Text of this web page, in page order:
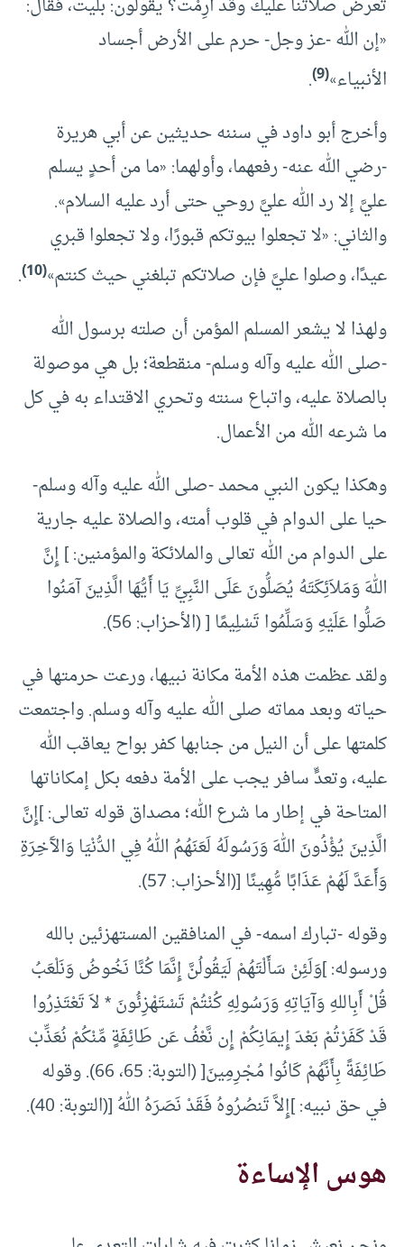
«إن الله -عز وجل- حرم على الأرض أجساد
الأنبياء»(9)
.
وأخرج أبو داود في سننه حديثين عن أبي هريرة
-رضي الله عنه- رفعهما، وأولهما: «ما من أحدٍ يسلم
عليَّ إلا رد الله عليَّ روحي حتى أرد عليه السلام».
والثاني: «لا تجعلوا بيوتكم قبورًا، ولا تجعلوا قبري
عيدًا، وصلوا عليَّ فإن صلاتكم تبلغني حيث كنتم»(10)
.
ولهذا لا يشعر المسلم المؤمن أن صلته برسول الله
-صلى الله عليه وآله وسلم- منقطعة؛ بل هي موصولة
بالصلاة عليه، واتباع سنته وتحري الاقتداء به في كل
ما شرعه الله من الأعمال.
وهكذا يكون النبي محمد -صلى الله عليه وآله وسلم-
حيا على الدوام في قلوب أمته، والصلاة عليه جارية
على الدوام من الله تعالى والملائكة والمؤمنين: ] إِنَّ
اللهَ وَمَلاَئِكَتَهُ يُصَلُّونَ عَلَى النَّبِيِّ يَا أَيُّهَا الَّذِينَ آمَنُوا
صَلُّوا عَلَيْهِ وَسَلِّمُوا تَسْلِيمًا [ (الأحزاب: 56).
ولقد عظمت هذه الأمة مكانة نبيها، ورعت حرمتها في
حياته وبعد مماته صلى الله عليه وآله وسلم. واجتمعت
كلمتها على أن النيل من جنابها كفر بواح يعاقب الله
عليه، وتعدٍّ سافر يجب على الأمة دفعه بكل إمكاناتها
المتاحة في إطار ما شرع الله؛ مصداق قوله تعالى: ]إِنَّ
الَّذِينَ يُؤْذُونَ اللهَ وَرَسُولَهُ لَعَنَهُمُ اللهُ فِي الدُّنْيَا وَالآَخِرَةِ
وَأَعَدَّ لَهُمْ عَذَابًا مُّهِينًا [(الأحزاب: 57).
وقوله -تبارك اسمه- في المنافقين المستهزئين بالله
ورسوله: ]وَلَئِنْ سَأَلْتَهُمْ لَيَقُولُنَّ إِنَّمَا كُنَّا نَخُوضُ وَنَلْعَبُ
قُلْ أَبِاللهِ وَآيَاتِهِ وَرَسُولِهِ كُنْتُمْ تَسْتَهْزِئُونَ * لاَ تَعْتَذِرُوا
قَدْ كَفَرْتُمْ بَعْدَ إِيمَانِكُمْ إِن نَّعْفُ عَن طَائِفَةٍ مِّنْكُمْ نُعَذِّبْ
طَائِفَةً بِأَنَّهُمْ كَانُوا مُجْرِمِينَ[ (التوبة: 65، 66). وقوله
في حق نبيه: ]إِلاَّ تَنصُرُوهُ فَقَدْ نَصَرَهُ اللهُ [(التوبة: 40).
هوس الإساءة